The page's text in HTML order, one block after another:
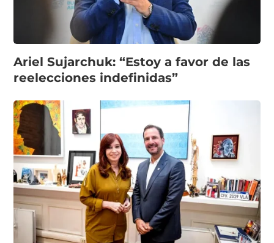
Ariel Sujarchuk: “Estoy a favor de las
reelecciones indefinidas”